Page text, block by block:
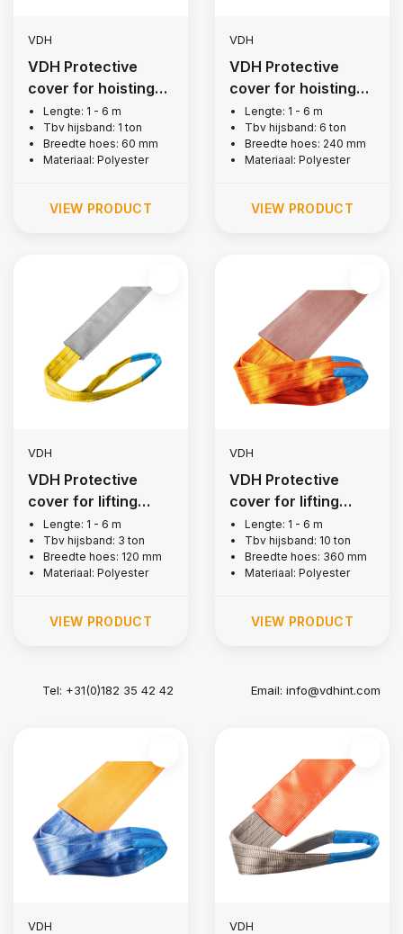
VDH
VDH Protective
cover for hoisting
belt, 1 ton
Lengte: 1 - 6 m
Tbv hijsband: 1 ton
Breedte hoes: 60 mm
Materiaal: Polyester
VIEW PRODUCT
VDH
VDH Protective
cover for hoisting
belt, 6 tons
Lengte: 1 - 6 m
Tbv hijsband: 6 ton
Breedte hoes: 240 mm
Materiaal: Polyester
VIEW PRODUCT
VDH
VDH Protective
cover for lifting
strap, 3 tons
Lengte: 1 - 6 m
Tbv hijsband: 3 ton
Breedte hoes: 120 mm
Materiaal: Polyester
VIEW PRODUCT
VDH
VDH Protective
cover for lifting
strap, 10 tons
Lengte: 1 - 6 m
Tbv hijsband: 10 ton
Breedte hoes: 360 mm
Materiaal: Polyester
VIEW PRODUCT
Tel: +31(0)182 35 42 42 Email:info@vdhint.com
VDH VDH